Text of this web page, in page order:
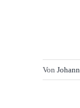
Von